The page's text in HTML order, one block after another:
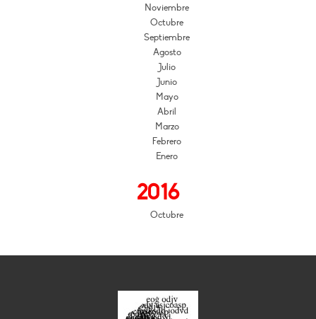
Noviembre
Octubre
Septiembre
Agosto
Julio
Junio
Mayo
Abril
Marzo
Febrero
Enero
2016
Octubre